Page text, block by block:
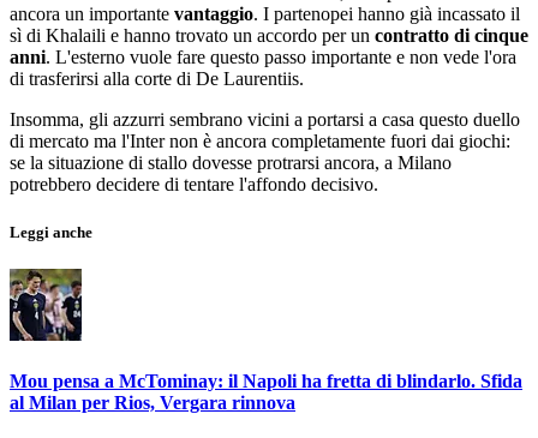
ancora un importante vantaggio. I partenopei hanno già incassato il
sì di Khalaili e hanno trovato un accordo per un contratto di cinque
anni. L'esterno vuole fare questo passo importante e non vede l'ora
di trasferirsi alla corte di De Laurentiis.
Insomma, gli azzurri sembrano vicini a portarsi a casa questo duello
di mercato ma l'Inter non è ancora completamente fuori dai giochi:
se la situazione di stallo dovesse protrarsi ancora, a Milano
potrebbero decidere di tentare l'affondo decisivo.
Leggi anche
Mou pensa a McTominay: il Napoli ha fretta di blindarlo. Sfida
al Milan per Rios, Vergara rinnova